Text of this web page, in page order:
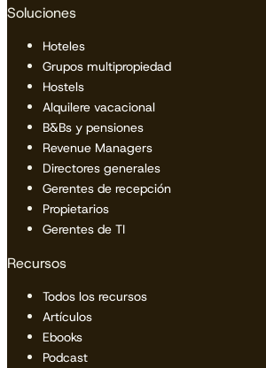
Soluciones
Hoteles
Grupos multipropiedad
Hostels
Alquilere vacacional
B&Bs y pensiones
Revenue Managers
Directores generales
Gerentes de recepción
Propietarios
Gerentes de TI
Recursos
Todos los recursos
Artículos
Ebooks
Podcast